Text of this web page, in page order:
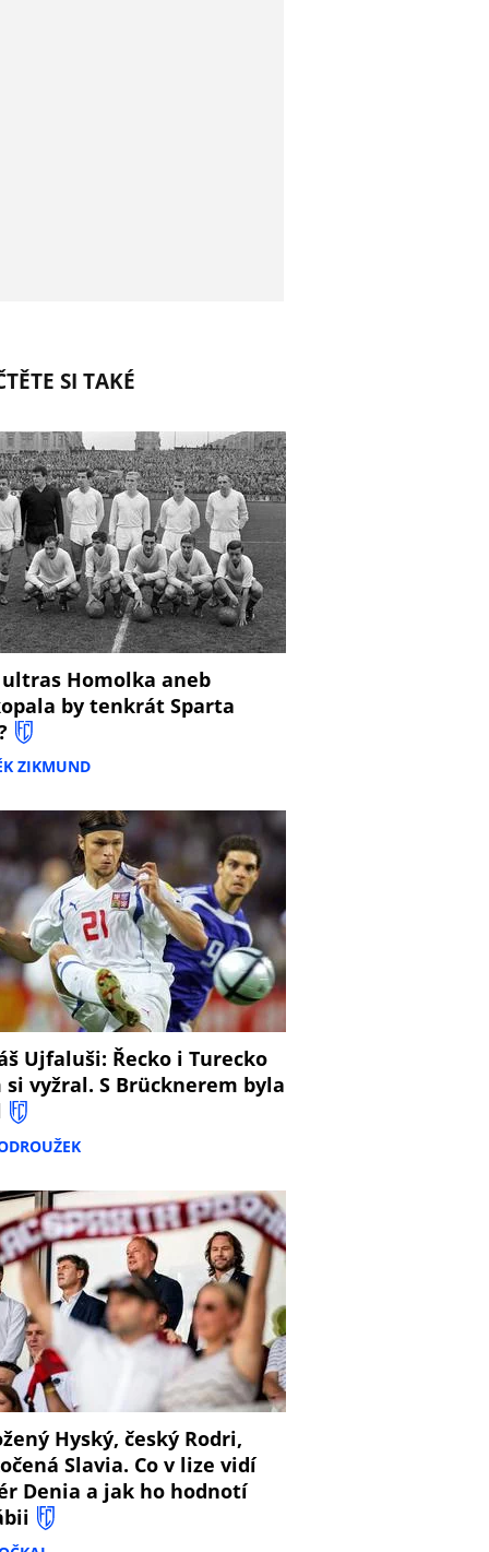
SI TAKÉ
ultras Homolka aneb
by tenkrát Sparta
ZIKMUND
Ujfaluši: Řecko i Turecko
si vyžral. S Brücknerem byla
Hyský, český Rodri,
Slavia. Co v lize vidí
Denia a jak ho hodnotí
8